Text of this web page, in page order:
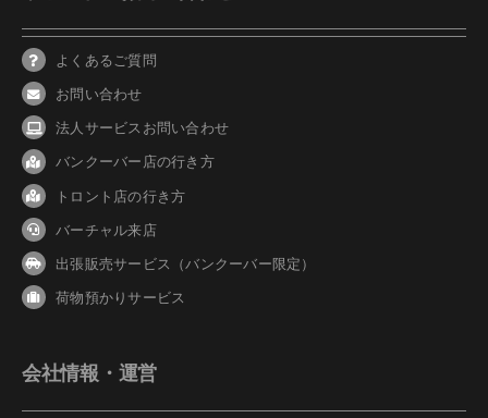
よくあるご質問
お問い合わせ
法人サービスお問い合わせ
バンクーバー店の行き方
トロント店の行き方
バーチャル来店
出張販売サービス（バンクーバー限定）
荷物預かりサービス
会社情報・運営